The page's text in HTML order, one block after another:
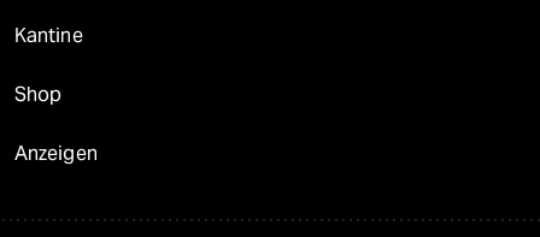
Kantine
Shop
Anzeigen